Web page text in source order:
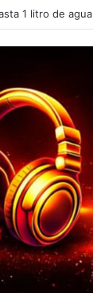
LA PSICOLOGÍA